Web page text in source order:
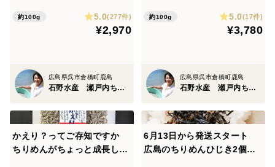
日本有数のおだしや、ふりかけのメーカーさん
こだわりの原料でびっくりされていました
と何度も聞かれました。
でもやるんです。
百貨店に行っても
お高い通販商品でも 国産、瀬戸内産
め）【日付指定、のし、包装
約100g 5.0(277件)
¥2,970
広島県呉市倉橋町鹿島
石野水産 瀬戸内ちりめん ひじき
し グルテンフリー カルシ
ウムタップリ１袋に２４０ｍ
約100g 5.0(17件)
¥3,780
広島県呉市倉橋町鹿島
石野水産 瀬戸内ちりめん ひじき
かえり？ってご存知ですか
ちりめんがちょっと成長した
6月13日から発送スタート
広島のちりめんひじき2個